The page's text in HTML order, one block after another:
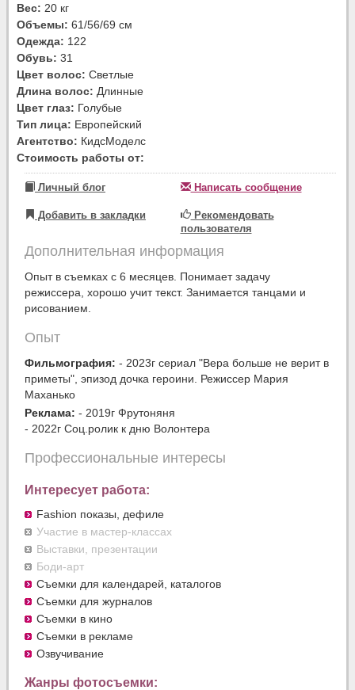
Вес: 20 кг
Объемы: 61/56/69 см
Одежда: 122
Обувь: 31
Цвет волос: Светлые
Длина волос: Длинные
Цвет глаз: Голубые
Тип лица: Европейский
Агентство: КидсМоделс
Стоимость работы от:
Личный блог Написать сообщение
Добавить в закладки
Рекомендовать
пользователя
Дополнительная информация
Опыт в съемках с 6 месяцев. Понимает задачу
режиссера, хорошо учит текст. Занимается танцами и
рисованием.
Опыт
Фильмография: - 2023г сериал "Вера больше не верит в
приметы", эпизод дочка героини. Режиссер Мария
Маханько
Реклама: - 2019г Фрутоняня
- 2022г Соц.ролик к дню Волонтера
Профессиональные интересы
Интересует работа:
Fashion показы, дефиле
Участие в мастер-классах
Выставки, презентации
Боди-арт
Съемки для календарей, каталогов
Съемки для журналов
Съемки в кино
Съемки в рекламе
Озвучивание
Жанры фотосъемки: